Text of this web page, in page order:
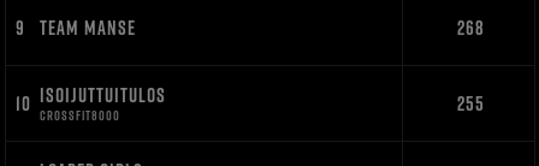
9 TEAM MANSE 268
10 ISOIJUTTUITULOS
CROSSFIT8000 255